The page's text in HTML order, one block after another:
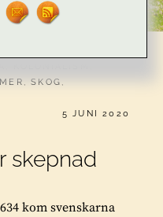
,SKOG ,
PUBLICERAT
5 JUNI 2020
skepnad
kom svenskarna